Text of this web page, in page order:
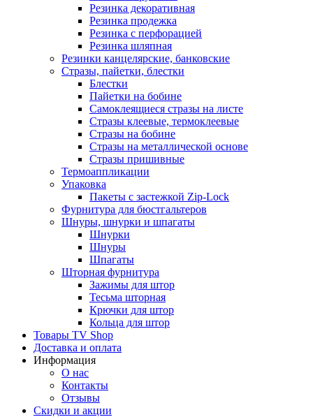
Резинка декоративная
Резинка продежка
Резинка с перфорацией
Резинка шляпная
Резинки канцелярские, банковские
Стразы, пайетки, блестки
Блестки
Пайетки на бобине
Самоклеящиеся стразы на листе
Стразы клеевые, термоклеевые
Стразы на бобине
Стразы на металлической основе
Стразы пришивные
Термоаппликации
Упаковка
Пакеты с застежкой Zip-Lock
Фурнитура для бюстгальтеров
Шнуры, шнурки и шпагаты
Шнурки
Шнуры
Шпагаты
Шторная фурнитура
Зажимы для штор
Тесьма шторная
Крючки для штор
Кольца для штор
Товары TV Shop
Доставка и оплата
Информация
О нас
Контакты
Отзывы
Скидки и акции